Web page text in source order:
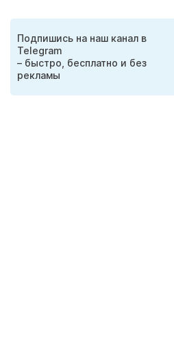
Подпишись на наш канал в
Telegram
– быстро, бесплатно и без
рекламы